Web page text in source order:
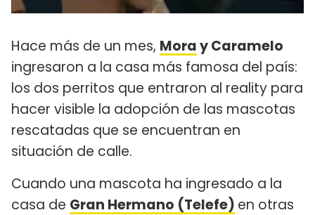
Hace más de un mes, Moray Caramelo
ingresaron a la casa más famosa del país:
los dos perritos que entraron al reality para
hacer visible la adopción de las mascotas
rescatadas que se encuentran en
situación de calle.
Cuando una mascota ha ingresado a la
casa de Gran Hermano (Telefe) en otras